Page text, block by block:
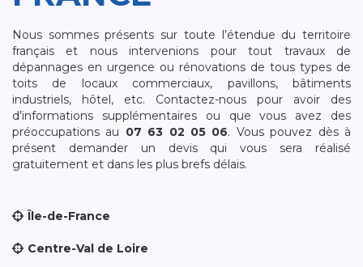
Nous sommes présents sur toute l’étendue du territoire
français et nous intervenions pour tout travaux de
dépannages en urgence ou rénovations de tous types de
toits de locaux commerciaux, pavillons, bâtiments
industriels, hôtel, etc. Contactez-nous pour avoir des
d’informations supplémentaires ou que vous avez des
préoccupations au 07 63 02 05 06. Vous pouvez dès à
présent demander un devis qui vous sera réalisé
gratuitement et dans les plus brefs délais.
Île-de-France
Centre-Val de Loire